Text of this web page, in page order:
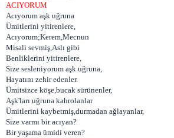
ACIYORUM
Acıyorum aşk uğruna
Ümitlerini yitirenlere,
Acıyorum;Kerem,Mecnun
Misali sevmiş,Aslı gibi
Benliklerini yitirenlere,
Size sesleniyorum aşk uğruna,
Hayatını zehir edenler.
Ümitsizce köşe,bucak sürünenler,
Aşk'ları uğruna kahrolanlar
Ümitlerini kaybetmiş,durmadan ağlayanlar,
Size varmı bir acıyan?
Bir yaşama ümidi veren?